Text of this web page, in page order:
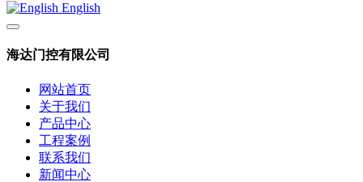
English
海达门控有限公司
网站首页
关于我们
产品中心
工程案例
联系我们
新闻中心